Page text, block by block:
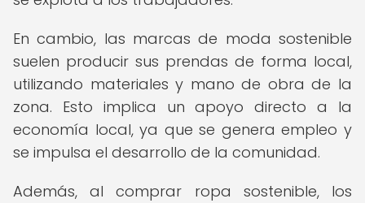
En cambio, las marcas de moda sostenible
suelen producir sus prendas de forma local,
utilizando materiales y mano de obra de la
zona. Esto implica un apoyo directo a la
economía local, ya que se genera empleo y
se impulsa el desarrollo de la comunidad.
Además, al comprar ropa sostenible, los